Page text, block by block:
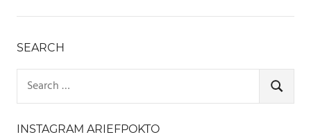
SEARCH
for:
SEARCH
INSTAGRAM ARIEFPOKTO